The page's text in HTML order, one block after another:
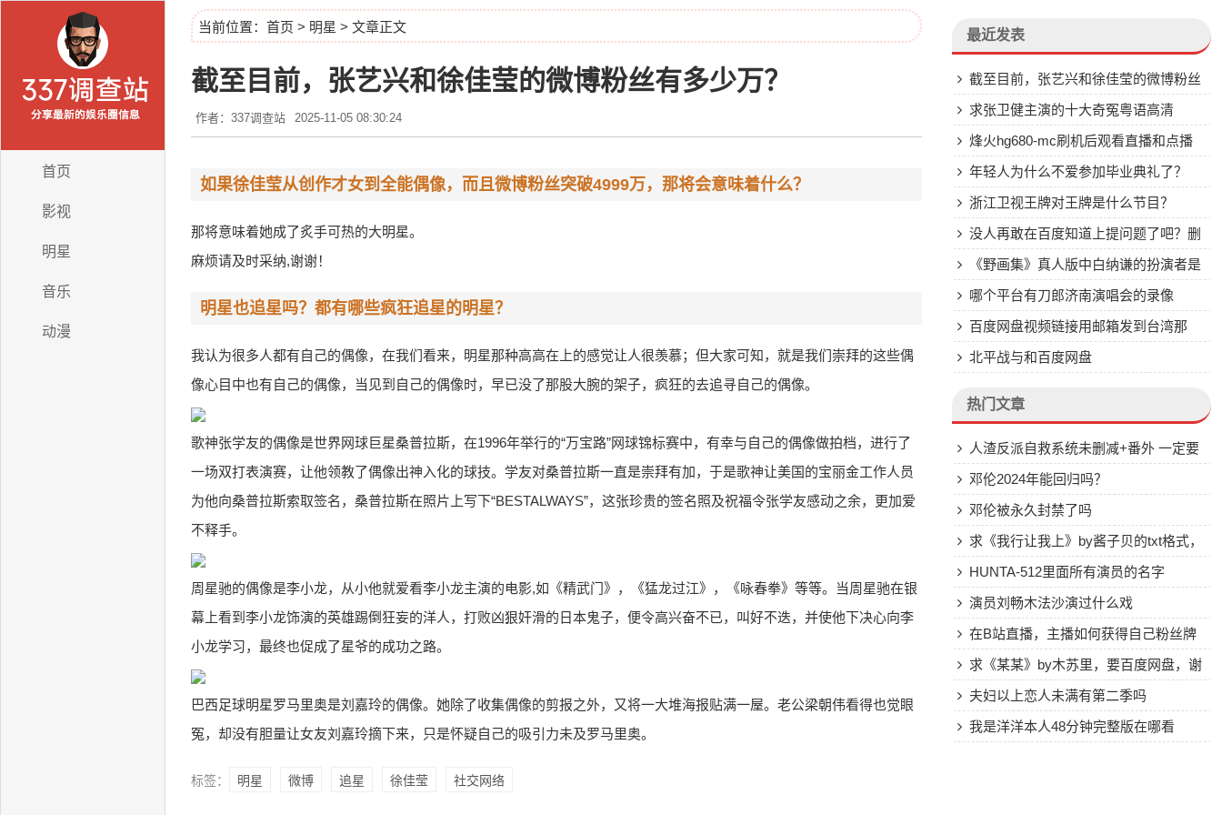
首页
影视
明星
音乐
动漫
当前位置： 首页 > 明星 > 文章正文
截至目前，张艺兴和徐佳莹的微博粉丝有多少万？
作者：337调查站 2025-11-05 08:30:24
如果徐佳莹从创作才女到全能偶像，而且微博粉丝突破4999万，那将会意味着什么？
那将意味着她成了炙手可热的大明星。
麻烦请及时采纳,谢谢！
明星也追星吗？都有哪些疯狂追星的明星？
我认为很多人都有自己的偶像，在我们看来，明星那种高高在上的感觉让人很羡慕；但大家可知，就是我们崇拜的这些偶
像心目中也有自己的偶像，当见到自己的偶像时，早已没了那股大腕的架子，疯狂的去追寻自己的偶像。
歌神张学友的偶像是世界网球巨星桑普拉斯，在1996年举行的“万宝路”网球锦标赛中，有幸与自己的偶像做拍档，进行了
一场双打表演赛，让他领教了偶像出神入化的球技。学友对桑普拉斯一直是崇拜有加，于是歌神让美国的宝丽金工作人员
为他向桑普拉斯索取签名，桑普拉斯在照片上写下“BESTALWAYS”，这张珍贵的签名照及祝福令张学友感动之余，更加爱
不释手。
周星驰的偶像是李小龙，从小他就爱看李小龙主演的电影,如《精武门》，《猛龙过江》，《咏春拳》等等。当周星驰在银
幕上看到李小龙饰演的英雄踢倒狂妄的洋人，打败凶狠奸滑的日本鬼子，便令高兴奋不已，叫好不迭，并使他下决心向李
小龙学习，最终也促成了星爷的成功之路。
巴西足球明星罗马里奥是刘嘉玲的偶像。她除了收集偶像的剪报之外，又将一大堆海报贴满一屋。老公梁朝伟看得也觉眼
冤，却没有胆量让女友刘嘉玲摘下来，只是怀疑自己的吸引力未及罗马里奥。
标签： 明星 微博 追星 徐佳莹 社交网络
最近发表
截至目前，张艺兴和徐佳莹的微博粉丝
有多少万？
求张卫健主演的十大奇冤粤语高清
烽火hg680-mc刷机后观看直播和点播
都是雪花吗
年轻人为什么不爱参加毕业典礼了？
浙江卫视王牌对王牌是什么节目？
没人再敢在百度知道上提问题了吧？删
帖、封号
《野画集》真人版中白纳谦的扮演者是
谁?哪个平台有刀郎济南演唱会的录像
百度网盘视频链接用邮箱发到台湾那
边，能看到吗
北平战与和百度网盘
热门文章
人渣反派自救系统未删减+番外 一定要
全的~~~~百度云
邓伦2024年能回归吗？
邓伦被永久封禁了吗
求《我行让我上》by酱子贝的txt格式，
最好百度网盘下载
HUNTA-512里面所有演员的名字
演员刘畅木法沙演过什么戏
在B站直播，主播如何获得自己粉丝牌
子？求《某某》by木苏里，要百度网盘，谢
谢大神！
夫妇以上恋人未满有第二季吗
我是洋洋本人48分钟完整版在哪看